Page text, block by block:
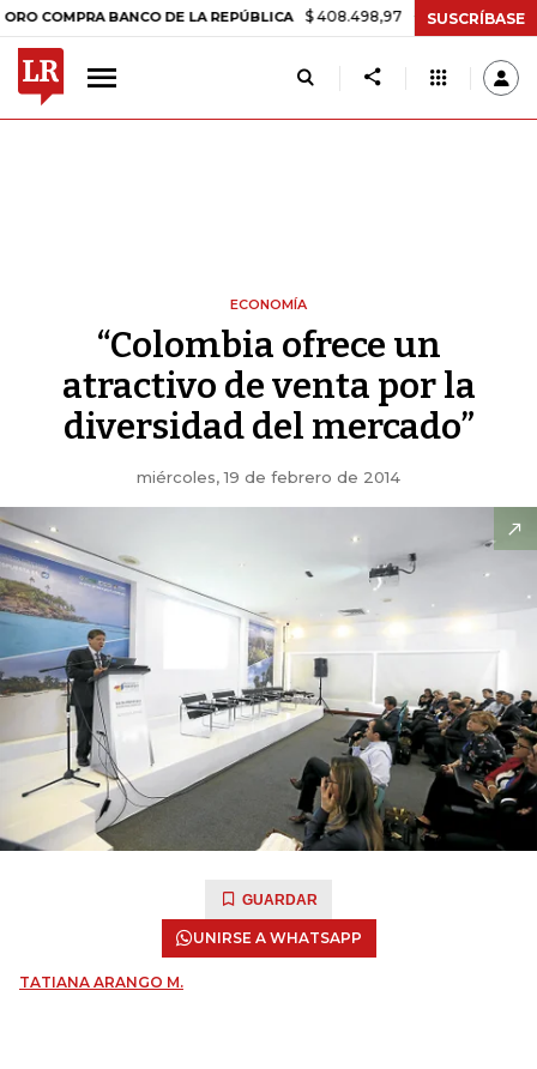
BANCO DE LA REPÚBLICA $ 408.498,97 +$ 8.753,81 +2,19%
SUSCRÍBASE
ECONOMÍA
“Colombia ofrece un
atractivo de venta por la
diversidad del mercado”
miércoles, 19 de febrero de 2014
GUARDAR
UNIRSE A WHATSAPP
TATIANA ARANGO M.